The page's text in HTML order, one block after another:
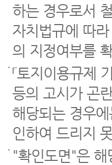
하는 경우로서
자치법규에 따
의 지정여부를
「토지이용규제
등의 고시가 곤
해당되는 경우
인하여 드리지
"확인도면"은 해